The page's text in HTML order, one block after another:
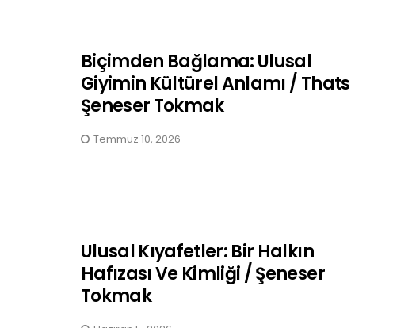
Biçimden Bağlama: Ulusal
Giyimin Kültürel Anlamı / Thats
Şeneser Tokmak
Temmuz 10, 2026
Ulusal Kıyafetler: Bir Halkın
Hafızası Ve Kimliği / Şeneser
Tokmak